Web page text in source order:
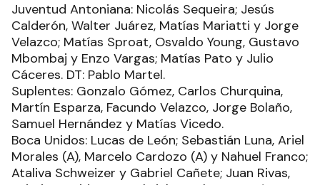
Juventud Antoniana: Nicolás Sequeira; Jesús
Calderón, Walter Juárez, Matías Mariatti y Jorge
Velazco; Matías Sproat, Osvaldo Young, Gustavo
Mbombaj y Enzo Vargas; Matías Pato y Julio
Cáceres. DT: Pablo Martel.
Suplentes: Gonzalo Gómez, Carlos Churquina,
Martín Esparza, Facundo Velazco, Jorge Bolaño,
Samuel Hernández y Matías Vicedo.
Boca Unidos: Lucas de León; Sebastián Luna, Ariel
Morales (A), Marcelo Cardozo (A) y Nahuel Franco;
Ataliva Schweizer y Gabriel Cañete; Juan Rivas,